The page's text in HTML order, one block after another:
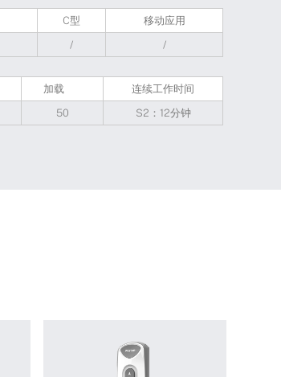
C型
移动应用
/ /
加载
连续工作时间
50 S2：12分钟